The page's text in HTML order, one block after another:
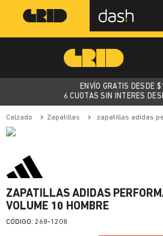
ENVÍO GRATIS DESDE $
6 CUOTAS SIN INTERES
calzado zapatillas zapatillas adidas
ZAPATILLAS ADIDAS
VOLUME 10 HOMBRE
: 268-1208